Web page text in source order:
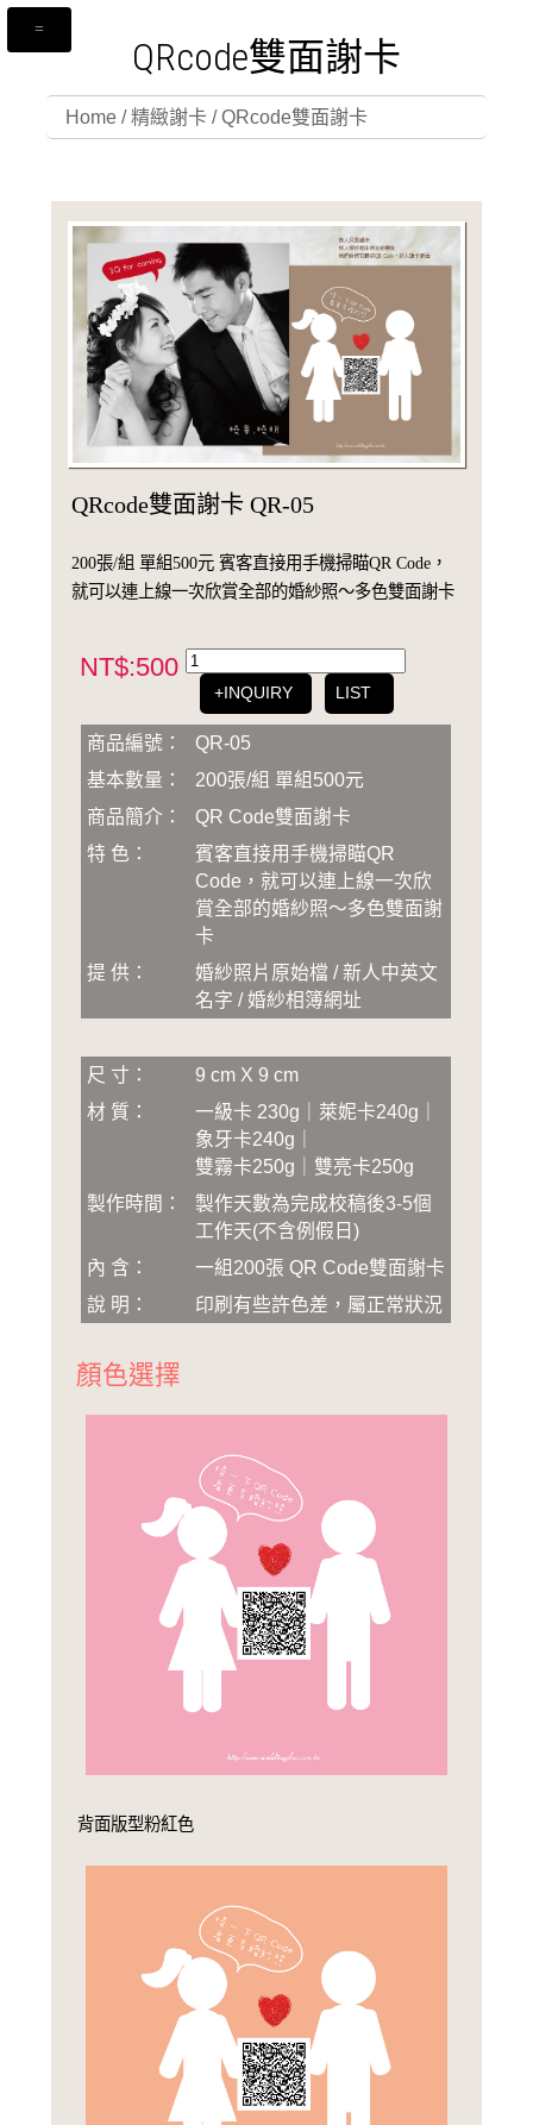
QRcode雙面謝卡
Home/精緻謝卡/QRcode雙面謝卡
QRcode雙面謝卡 QR-05
200張/組 單組500元 賓客直接用手機掃瞄QR Code，
就可以連上線一次欣賞全部的婚紗照～多色雙面謝卡
NT$:500
+INQUIRY LIST
商品編號：
QR-05
基本數量：
200張/組 單組500元
商品簡介：
QR Code雙面謝卡
特 色：
賓客直接用手機掃瞄QR
Code，就可以連上線一次欣
賞全部的婚紗照～多色雙面謝
卡
提 供：
婚紗照片原始檔 / 新人中英文
名字 / 婚紗相簿網址
尺 寸：
9 cm X 9 cm
材 質：
一級卡 230g｜萊妮卡240g｜
象牙卡240g｜
雙霧卡250g｜雙亮卡250g
製作時間：
製作天數為完成校稿後3-5個
工作天(不含例假日)
內 含：
一組200張 QR Code雙面謝卡
說 明：
印刷有些許色差，屬正常狀況
顏色選擇
背面版型粉紅色